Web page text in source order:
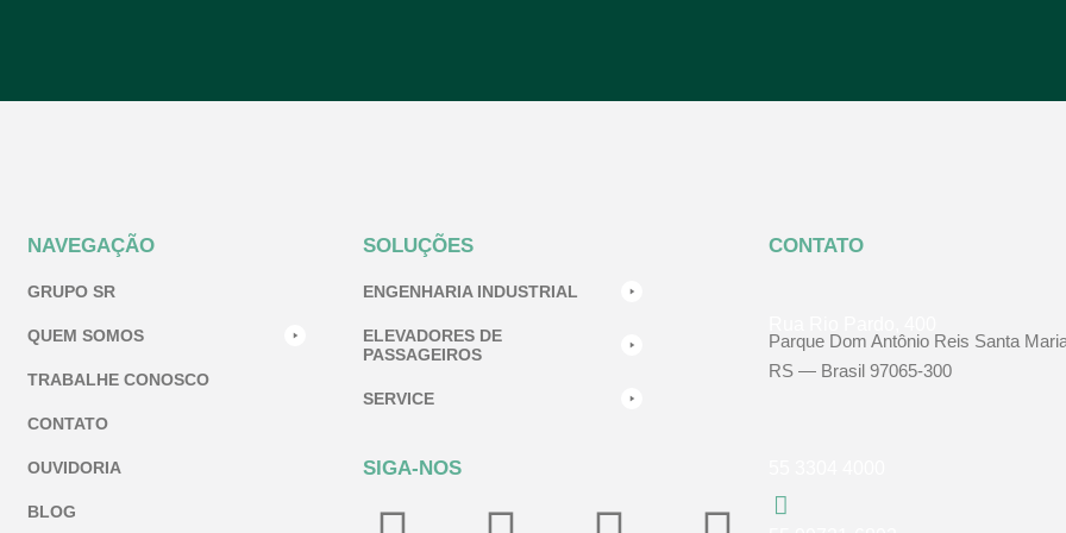
NAVEGAÇÃO
GRUPO SR
QUEM SOMOS
TRABALHE CONOSCO
CONTATO
OUVIDORIA
BLOG
SOLUÇÕES
ENGENHARIA INDUSTRIAL
ELEVADORES DE
PASSAGEIROS
SERVICE
SIGA-NOS
CONTATO
Parque Dom Antônio Reis Santa
RS — Brasil 97065-300